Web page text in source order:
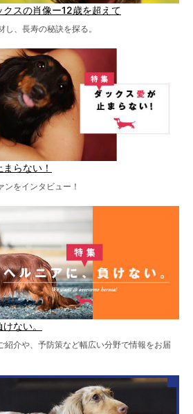
クスの肖像ー12歳を超えて
、長寿の秘訣を探る。
らない！
をインタビュー！
ない。
紹介や、予防策など幅広い分野で情報をお届